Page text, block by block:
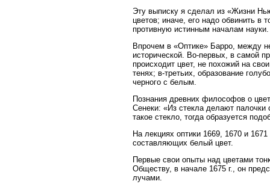
Эту выписку я сделал из «Жизни
цветов; иначе, его надо обвинить в
противную истинным началам науки.
Впрочем в «Оптике» Барро, между
исторической. Во-первых, в самой
происходит цвет, не похожий на
тенях; в-третьих, образование
черного с белым.
Познания древних философов о
Сенеки: «Из стекла делают
такое стекло, тогда образуется
На лекциях оптики 1669, 1670 и
составляющих белый цвет.
Первые свои опыты над цветами
Обществу, в начале 1675 г., он
лучами.